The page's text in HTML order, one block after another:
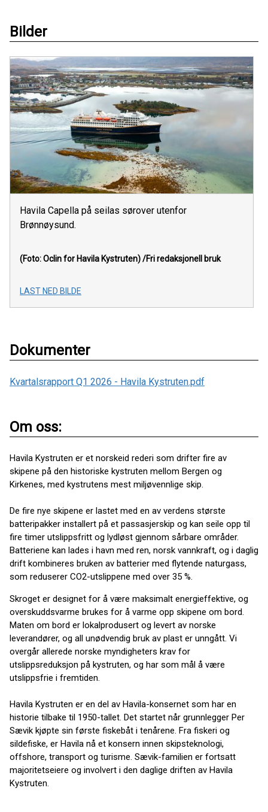
Bilder
Havila Capella på seilas sørover utenfor
Brønnøysund.
(Foto: Oclin for Havila Kystruten)/Fri redaksjonell bruk
LAST NED BILDE
Dokumenter
Kvartalsrapport Q1 2026 - Havila Kystruten.pdf
Om oss:
Havila Kystruten er et norskeid rederi som drifter fire av
skipene på den historiske kystruten mellom Bergen og
Kirkenes, med kystrutens mest miljøvennlige skip.
De fire nye skipene er lastet med en av verdens største
batteripakker installert på et passasjerskip og kan seile opp til
fire timer utslippsfritt og lydløst gjennom sårbare områder.
Batteriene kan lades i havn med ren, norsk vannkraft, og i daglig
drift kombineres bruken av batterier med flytende naturgass,
som reduserer CO2-utslippene med over 35 %.
Skroget er designet for å være maksimalt energieffektive, og
overskuddsvarme brukes for å varme opp skipene om bord.
Maten om bord er lokalprodusert og levert av norske
leverandører, og all unødvendig bruk av plast er unngått. Vi
overgår allerede norske myndigheters krav for
utslippsreduksjon på kystruten, og har som mål å være
utslippsfrie i fremtiden.
Havila Kystruten er en del av Havila-konsernet som har en
historie tilbake til 1950-tallet. Det startet når grunnlegger Per
Sævik kjøpte sin første fiskebåt i tenårene. Fra fiskeri og
sildefiske, er Havila nå et konsern innen skipsteknologi,
offshore, transport og turisme. Sævik-familien er fortsatt
majoritetseiere og involvert i den daglige driften av Havila
Kystruten.